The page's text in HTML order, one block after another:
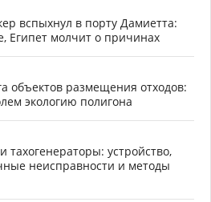
вспыхнул в порту Дамиетта:
Египет молчит о причинах
объектов размещения отходов:
экологию полигона
устройство,
неисправности и методы